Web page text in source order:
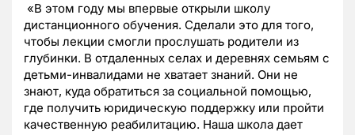
«В этом году мы впервые открыли школу
дистанционного обучения. Сделали это для того,
чтобы лекции смогли прослушать родители из
глубинки. В отдаленных селах и деревнях семьям с
детьми-инвалидами не хватает знаний. Они не
знают, куда обратиться за социальной помощью,
где получить юридическую поддержку или пройти
качественную реабилитацию. Наша школа дает